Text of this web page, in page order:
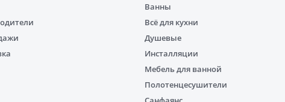
Ванны
Всё для кухни
Душевые
Инсталляции
Мебель для ванной
Полотенцесушители